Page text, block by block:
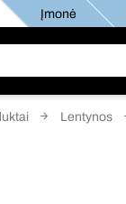
Įmonė
Lentynos